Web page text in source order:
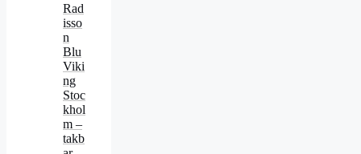
Rad
isso
n
Blu
Viki
ng
Stoc
khol
m –
takb